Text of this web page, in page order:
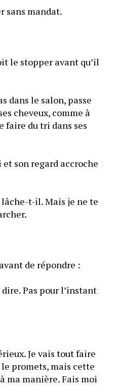
sans mandat.
le stopper avant qu’il
dans le salon, passe
cheveux, comme à
faire du tri dans ses
son regard accroche
t-il. Mais je ne te
de répondre :
Pas pour l’instant
Je vais tout faire
promets, mais cette
ma manière. Fais moi